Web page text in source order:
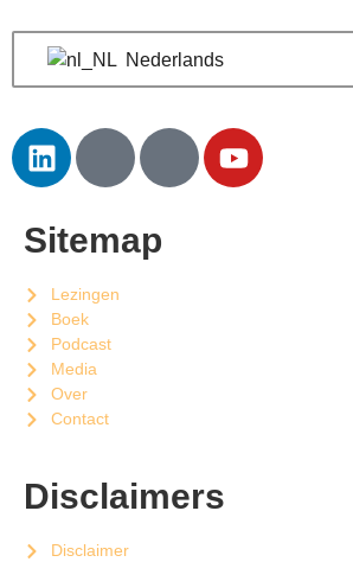
Nederlands
Sitemap
Lezingen
Boek
Podcast
Media
Over
Contact
Disclaimers
Disclaimer